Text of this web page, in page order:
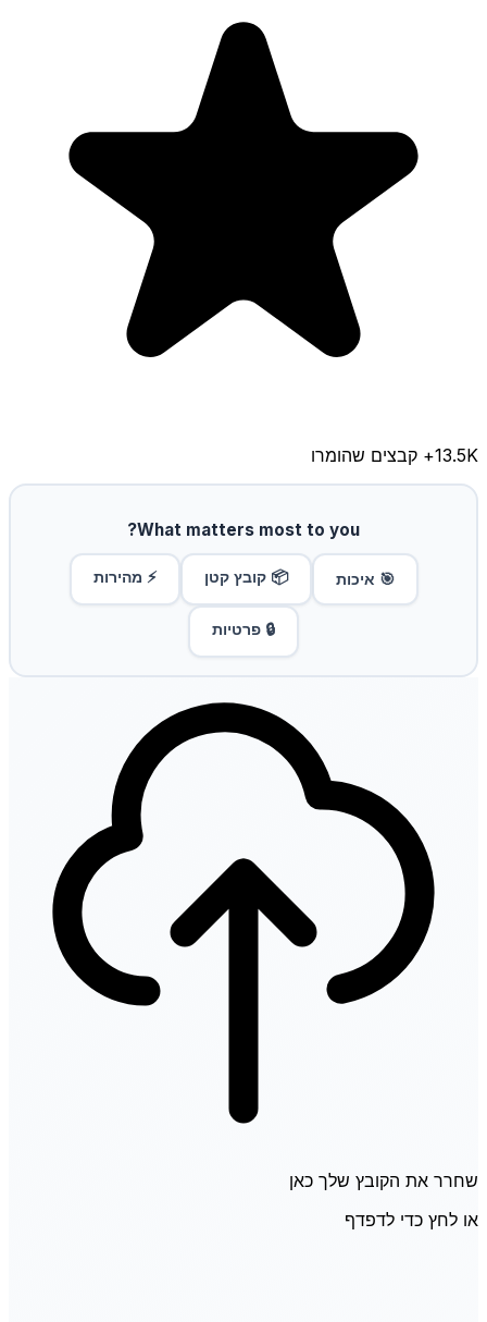
13.5K+ קבצים שהומרו
What matters most to you?
🎯 איכות 📦 קובץ קטן ⚡ מהירות
🔒 פרטיות
שחרר את הקובץ שלך כאן
או לחץ כדי לדפדף